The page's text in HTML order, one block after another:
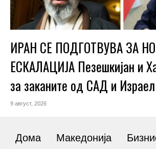
ИРАН СЕ ПОДГОТВУВА ЗА
ЕСКАЛАЦИЈА Пезешкијан и
за заканите од САД и Израел
9 август, 2026
Дома Македонија